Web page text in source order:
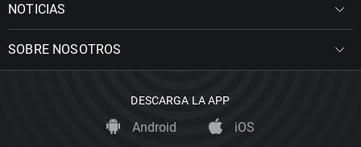
NOTICIAS
SOBRE NOSOTROS
DESCARGA LA APP
Android iOS